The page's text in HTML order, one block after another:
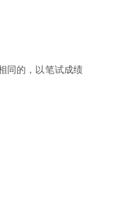
同的，以笔试成绩